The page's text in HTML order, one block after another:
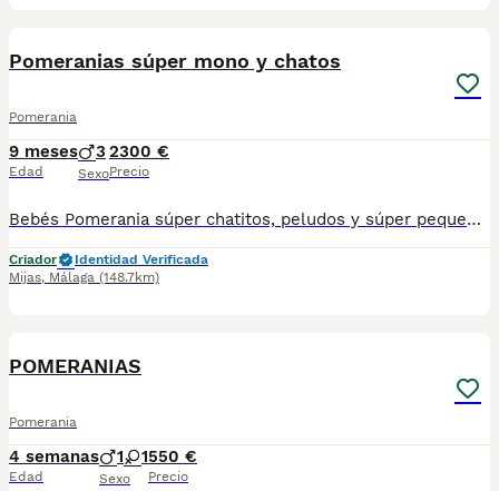
Pomeranias súper mono y chatos
Pomerania
9 meses
Edad
3
Sexo
2300 €
Precio
Bebés Pomerania súper chatitos, peludos y súper pequeñitos Listos para entregar, 3,5 meses Con contrato de compra y de garantías de salud Vacunados al día y desparasitados Salud revisada por veterinarios
Criador
Identidad Verificada
Mijas, Málaga (148.7km)
POMERANIAS
Pomerania
4 semanas
Edad
1 1
Sexo
550 €
Precio